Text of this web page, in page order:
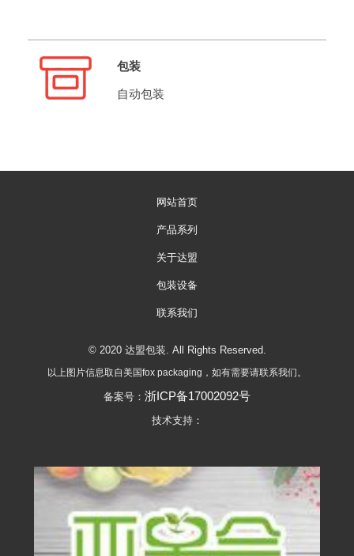
包装
自动包装
网站首页
产品系列
关于达盟
包装设备
联系我们
© 2020 达盟包装. All Rights Reserved.
以上图片信息取自美国fox packaging，如有需要请联系我们。
备案号： 浙ICP备17002092号
技术支持：